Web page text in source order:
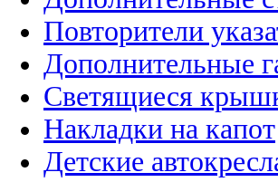
Повторители
Дополнительные
Светящиеся
Накладки на капот
Детские